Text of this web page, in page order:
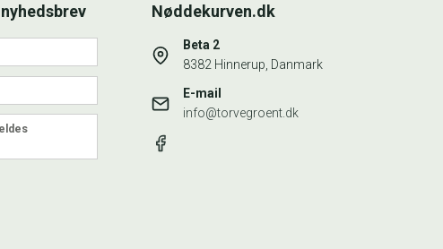
Nøddekurven.dk
Beta 2
8382 Hinnerup, Danmark
E-mail
info@torvegroent.dk